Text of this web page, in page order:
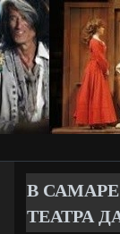
В
ТЕАТРА